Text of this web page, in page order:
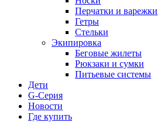
Перчатки и варежки
Гетры
Стельки
Экипировка
Беговые жилеты
Рюкзаки и сумки
Питьевые системы
Дети
G-Серия
Новости
Где купить